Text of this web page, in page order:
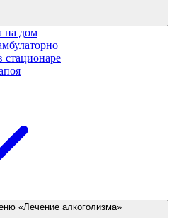
на дом
стационаре
«Лечение алкоголизма»